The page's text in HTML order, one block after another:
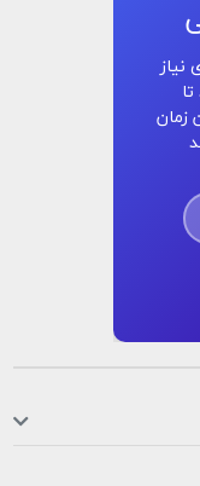
نیاز
زمان